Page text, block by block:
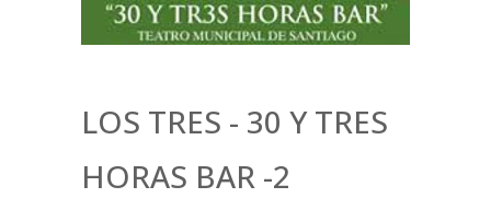
LOS TRES - 30 Y TRES
HORAS BAR -2